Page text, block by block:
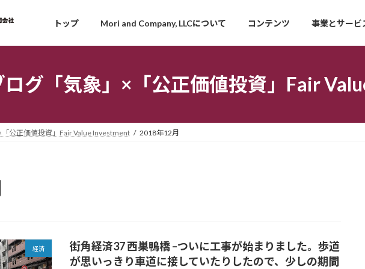
トップ Mori and Company, LLCについて コンテンツ 事業とサービ
ログ「気象」×「公正価値投資」Fair
公正価値投資」Fair Value Investment 2018年12月
経済
街角経済37 西巣鴨橋 –ついに工事が始まりました。歩道
が思いっきり車道に接していたりしたので、少しの期間